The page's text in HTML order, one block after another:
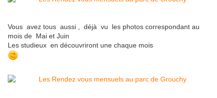
Vous avez tous aussi , déjà vu les photos correspondant au
mois de Mai et Juin
Les studieux en découvriront une chaque mois